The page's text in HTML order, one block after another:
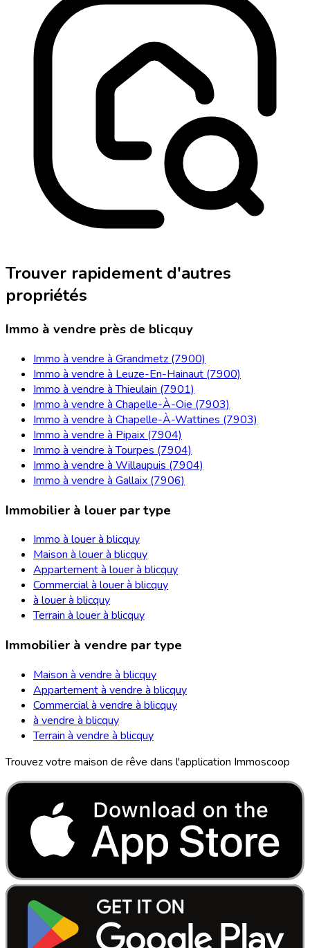
Trouver rapidement d'autres
propriétés
Immo à vendre près de blicquy
Immo à vendre à Grandmetz (7900)
Immo à vendre à Leuze-En-Hainaut (7900)
Immo à vendre à Thieulain (7901)
Immo à vendre à Chapelle-À-Oie (7903)
Immo à vendre à Chapelle-À-Wattines (7903)
Immo à vendre à Pipaix (7904)
Immo à vendre à Tourpes (7904)
Immo à vendre à Willaupuis (7904)
Immo à vendre à Gallaix (7906)
Immobilier à louer par type
Immo à louer à blicquy
Maison à louer à blicquy
Appartement à louer à blicquy
Commercial à louer à blicquy
à louer à blicquy
Terrain à louer à blicquy
Immobilier à vendre par type
Maison à vendre à blicquy
Appartement à vendre à blicquy
Commercial à vendre à blicquy
à vendre à blicquy
Terrain à vendre à blicquy
Trouvez votre maison de rêve dans l'application Immoscoop